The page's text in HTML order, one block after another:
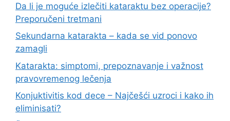
Da li je moguće izlečiti kataraktu bez operacije?
Preporučeni tretmani
Sekundarna katarakta – kada se vid ponovo
zamagli
Katarakta: simptomi, prepoznavanje i važnost
pravovremenog lečenja
Konjuktivitis kod dece – Najčešći uzroci i kako ih
eliminisati?